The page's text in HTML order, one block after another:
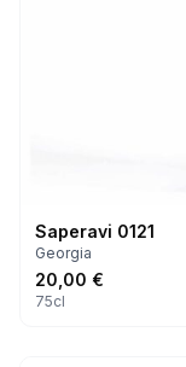
Saperavi 0121
Georgia
20,00 €
75cl